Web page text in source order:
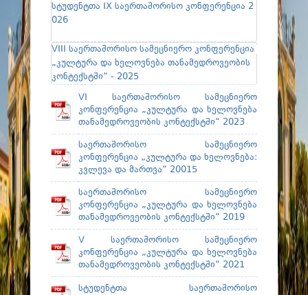
მიღება 2026
კარიერული მხარდაჭერა
სტუდენტთა IX საერთაშორისო კონფერენცია 2
026
VIII საერთაშორისო სამეცნიერო კონფერენცია
„კულტურა და ხელოვნება თანამედროვეობის
კონტექსტში“ - 2025
VI საერთაშორისო სამეცნიერო
კონფერენცია „კულტურა და ხელოვნება
თანამედროვეობის კონტექსტში“ 2023
საერთაშორისო სამეცნიერო
კონფერენცია „კულტურა და ხელოვნება:
კვლევა და მართვა“ 20015
საერთაშორისო სამეცნიერო
კონფერენცია „კულტურა და ხელოვნება
თანამედროვეობის კონტექსტში“ 2019
V საერთაშორისო სამეცნიერო
კონფერენცია „კულტურა და ხელოვნება
თანამედროვეობის კონტექსტში“ 2021
სტუდენტთა საერთაშორისო